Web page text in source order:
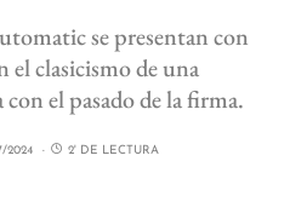
se presentan con
el clasicismo de una
el pasado de la firma.
2024 2' DE LECTURA